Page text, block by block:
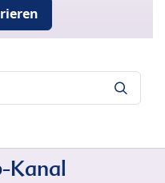
Kanal